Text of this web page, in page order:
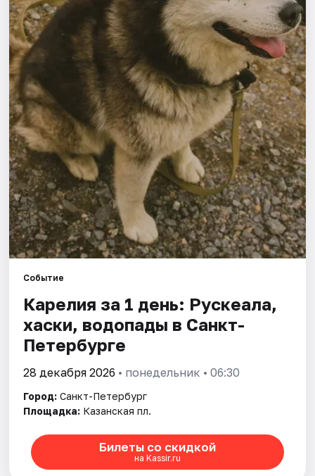
Города
Площадки
Артисты
Рейтинги
Событие
Карелия за 1 день: Рускеала,
хаски, водопады в Санкт-
Петербурге
28 декабря 2026 • понедельник • 06:30
Город: Санкт-Петербург
Площадка: Казанская пл.
Билеты со скидкой
на Kassir.ru